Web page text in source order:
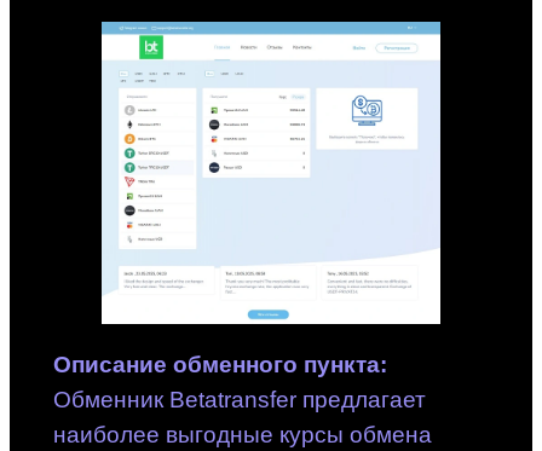
Описание обменного пункта:
Обменник Betatransfer предлагает
наиболее выгодные курсы обмена